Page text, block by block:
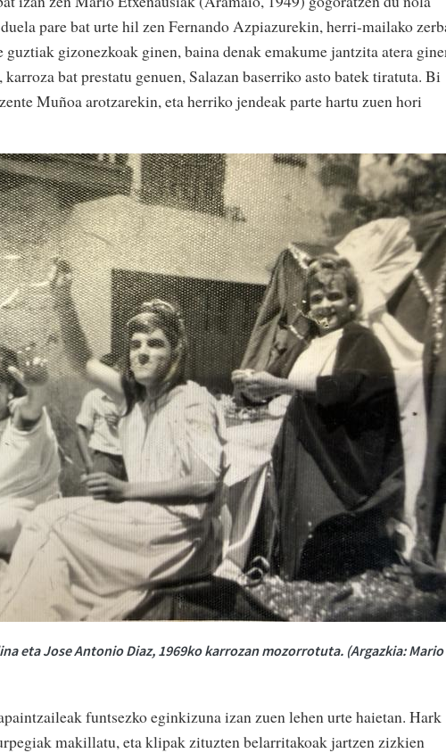
pare bat urte hil zen Fernando Azpiazurekin, herri-mailako
gizonezkoak ginen, baina denak emakume jantzita atera
bat prestatu genuen, Salazan baserriko asto batek tiratuta. Bi
Muñoa arotzarekin, eta herriko jendeak parte hartu zuen hori
eta Jose Antonio Diaz, 1969ko karrozan mozorrotuta. (Argazkia: Mario
funtsezko eginkizuna izan zuen lehen urte haietan. Hark
makillatu, eta klipak zituzten belarritakoak jartzen zizkien